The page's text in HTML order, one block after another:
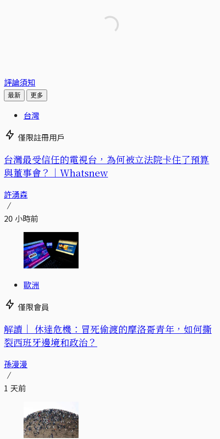
評論須知
最新 更多
台灣
僅限註冊用戶
台灣最受信任的電視台，為何被立法院卡住了預算
與董事會？｜Whatsnew
許湧森
20 小時前
歐洲
僅限會員
解讀｜ 休達危機：冒死偷渡的摩洛哥青年，如何撕
裂西班牙邊境和政治？
孫漫漫
1 天前